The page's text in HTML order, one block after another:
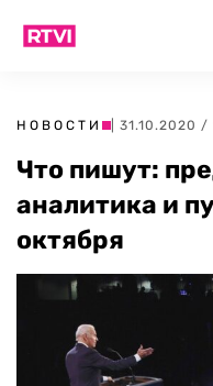
НОВОСТИ | 31.10.2020 /
Что пишут:
аналитика и
октября